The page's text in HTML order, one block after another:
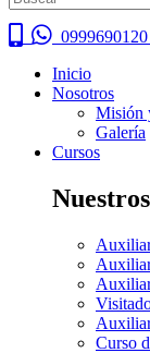
0999690120
Inicio
Nosotros
Misión
Galería
Cursos
Curso